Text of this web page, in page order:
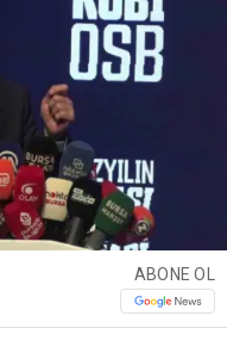
ABONE OL